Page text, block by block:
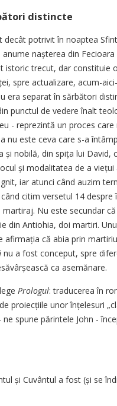
distincte
decât potrivit în noaptea
nașterea din
istoric trecut, dar constituie
spre actualizare, acum-
era separat în sărbători
punctul de ve­dere înalt
- reprezintă un proces
nu este ceva care s-a
nobilă, din spița lui David,
și modalitatea de a viețui
iar atunci când auzim
citim versetul 14 despre
Nu este secundar
din Antiohia, doi martiri.
afirmația că abia prin
nu a fost conceput, spre
ca asemănare.
Prologul: traducerea în
proiecțiile unor în­țelesuri
spune părintele John -
și Cuvântul a fost (și se